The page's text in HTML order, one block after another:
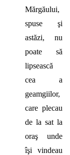
Mărgăului,
spuse şi
astăzi, nu
poate să
lipsească
cea a
geamgiilor,
care plecau
de la sat la
oraş unde
îşi vindeau